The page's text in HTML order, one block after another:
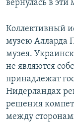
л
а
й
д
а
й
д
вернулась в эти
Коллективный
музею Алларда
музея.
не являются
принадлежат
Нидерландах
решения
между